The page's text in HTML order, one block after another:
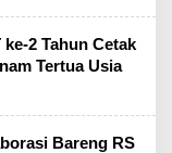
2 Tahun Cetak
Tertua Usia
Bareng RS